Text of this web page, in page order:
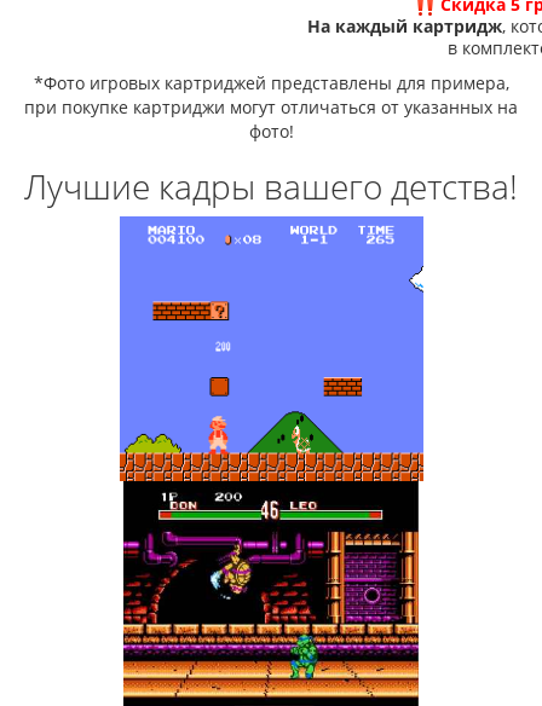
На каждый картридж,
в
*Фото игровых картриджей представлены для примера,
при покупке картриджи могут отличаться от указанных на
фото!
Лучшие кадры вашего детства!